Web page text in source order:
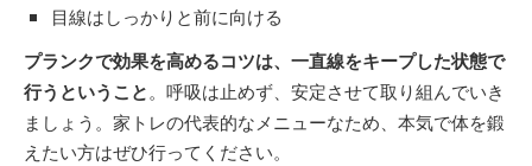
目線はしっかりと前に向ける
プランクで効果を高めるコツは、一直線をキープした状態で
行うということ。呼吸は止めず、安定させて取り組んでいき
ましょう。家トレの代表的なメニューなため、本気で体を鍛
えたい方はぜひ行ってください。